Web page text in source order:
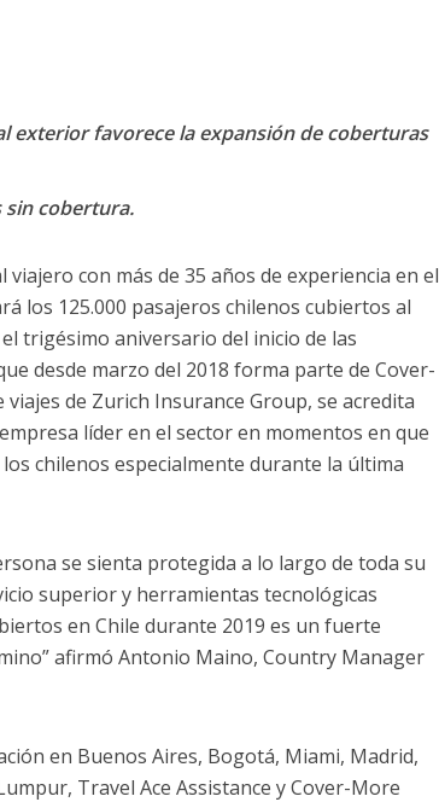
exterior favorece la expansión de coberturas
sin cobertura.
con más de 35 años de experiencia en el
los 125.000 pasajeros chilenos cubiertos al
trigésimo aniversario del inicio de las
desde marzo del 2018 forma parte de Cover-
de Zurich Insurance Group, se acredita
líder en el sector en momentos en que
chilenos especialmente durante la última
se sienta protegida a lo largo de toda su
superior y herramientas tecnológicas
en Chile durante 2019 es un fuerte
afirmó Antonio Maino, Country Manager
en Buenos Aires, Bogotá, Miami, Madrid,
Travel Ace Assistance y Cover-More